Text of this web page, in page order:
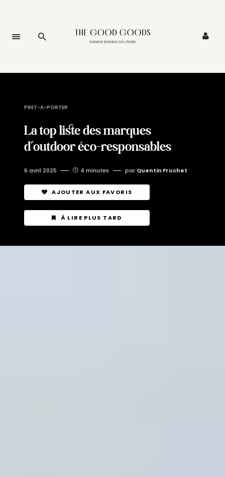
PRET-A-PORTER
La top liste des marques
d’outdoor éco-responsables
6 avril 2025 4 minutes par Quentin Fruchet
AJOUTER AUX FAVORIS
À LIRE PLUS TARD